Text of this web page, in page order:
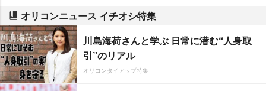
オリコンニュース イチオシ特集
川島海荷さんと学ぶ 日常に潜む“人身取
引”のリアル
オリコンタイアップ特集